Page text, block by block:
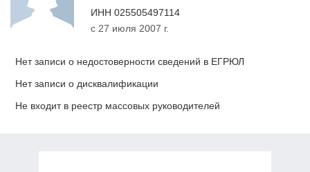
ИНН 025505497114
с 27 июля 2007 г.
Нет записи о недостоверности сведений в ЕГРЮЛ
Нет записи о дисквалификации
Не входит в реестр массовых руководителей